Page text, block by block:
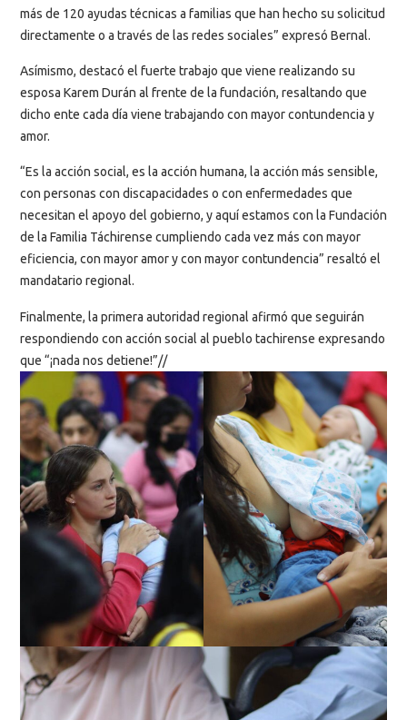
más de 120 ayudas técnicas a familias que han hecho su solicitud
directamente o a través de las redes sociales” expresó Bernal.
Asímismo, destacó el fuerte trabajo que viene realizando su
esposa Karem Durán al frente de la fundación, resaltando que
dicho ente cada día viene trabajando con mayor contundencia y
amor.
“Es la acción social, es la acción humana, la acción más sensible,
con personas con discapacidades o con enfermedades que
necesitan el apoyo del gobierno, y aquí estamos con la Fundación
de la Familia Táchirense cumpliendo cada vez más con mayor
eficiencia, con mayor amor y con mayor contundencia” resaltó el
mandatario regional.
Finalmente, la primera autoridad regional afirmó que seguirán
respondiendo con acción social al pueblo tachirense expresando
que “¡nada nos detiene!”//